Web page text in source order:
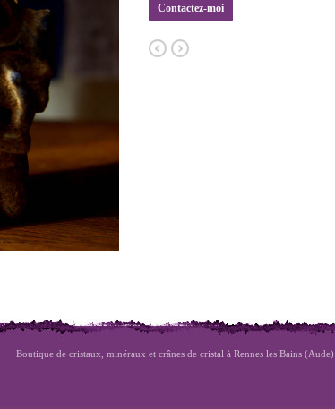
Contactez-moi
Boutique de cristaux, minéraux et crânes de cristal à Rennes les Bains (Aude)